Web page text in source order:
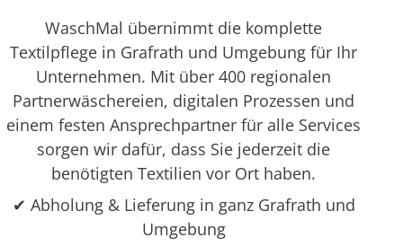
WaschMal übernimmt die komplette
Textilpflege in Grafrath und Umgebung für Ihr
Unternehmen. Mit über 400 regionalen
Partnerwäschereien, digitalen Prozessen und
einem festen Ansprechpartner für alle Services
sorgen wir dafür, dass Sie jederzeit die
benötigten Textilien vor Ort haben.
✔ Abholung & Lieferung in ganz Grafrath und
Umgebung